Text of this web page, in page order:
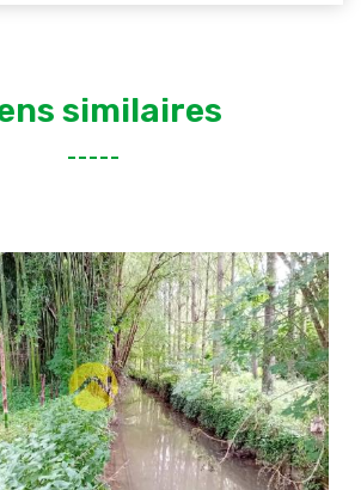
similaires